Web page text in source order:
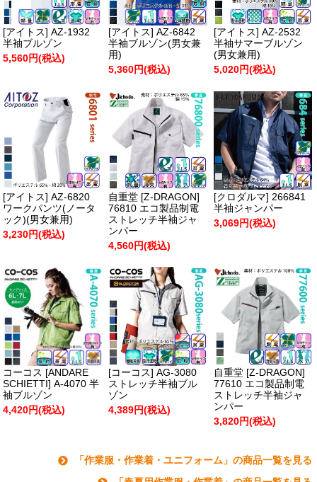
[アイトス] AZ-1932
半袖ブルゾン
5,560円(税込)
[アイトス] AZ-6842
半袖ブルゾン(男女兼
用)
5,360円(税込)
[アイトス] AZ-2532
半袖サマーブルゾン
(男女兼用)
5,020円(税込)
[アイトス] AZ-6820
ワークパンツ(ノータ
ック)(男女兼用)
3,230円(税込)
自重堂 [Z-DRAGON]
76810 エコ製品制電
ストレッチ半袖ジャ
ンパー
4,560円(税込)
[クロダルマ] 266841
半袖ジャンパー
3,069円(税込)
コーコス [ANDARE
SCHIETTI] A-4070 半
袖ブルゾン
4,420円(税込)
[コーコス] AG-3080
ストレッチ半袖ブル
ゾン
4,389円(税込)
自重堂 [Z-DRAGON]
77610 エコ製品制電
ストレッチ半袖ジャ
ンパー
3,820円(税込)
「作業服・作業着・ユニフォーム」の商品一覧を見る